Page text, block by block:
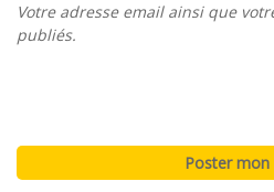
Votre adresse email ainsi que
publiés.